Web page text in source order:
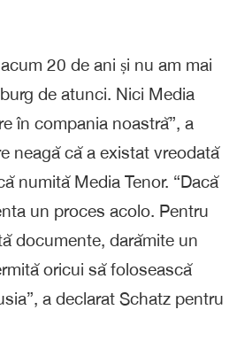
20 de ani și nu am mai
de atunci. Nici Media
în compania noastră”, a
neagă că a existat vreodată
numită Media Tenor. “Dacă
un proces acolo. Pentru
documente, darămite un
oricui să folosească
a declarat Schatz pentru